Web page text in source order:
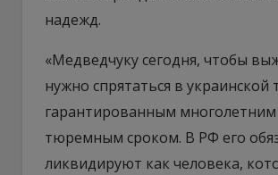
надежд.
«Медведчуку сегодня, чтобы
нужно спрятаться в
гарантированным многолетним
тюремным сроком. В РФ его
ликвидируют как человека,